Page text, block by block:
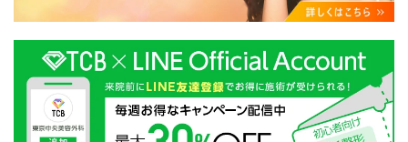
・医療サービスの提供に関する他の医療機関、検査機関
及び研究機関との連携のため
・サービス向上を目的とした医療サービス・販売する医
療関連商品に関する患者様へのアンケートの送受信及び
これに付随する諸対応のため
・Cookie等の技術を用いたアクセス履歴、閲覧記録等に
関する情報の収集、分析